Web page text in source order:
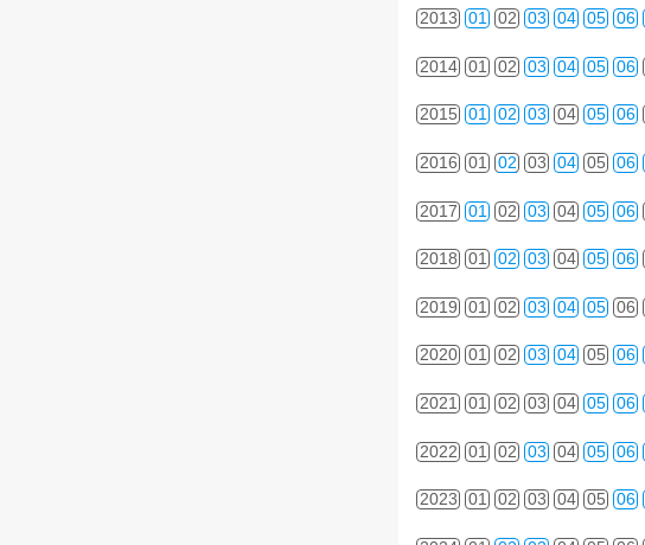
2013 01 02 03 04 05 06
2014 01 02 03 04 05 06
2015 01 02 03 04 05 06
2016 01 02 03 04 05 06
2017 01 02 03 04 05 06
2018 01 02 03 04 05 06
2019 01 02 03 04 05 06
2020 01 02 03 04 05 06
2021 01 02 03 04 05 06
2022 01 02 03 04 05 06
2023 01 02 03 04 05 06